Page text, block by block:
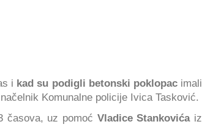
i kad su podigli betonski poklopacimali
Komunalne policije Ivica Tasković.
časova, uz pomoć Vladice Stankovićaiz